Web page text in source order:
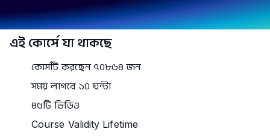
এই কোর্সে যা থাকছে
কোর্সটি করছেন ৭০৮৬৪ জন
সময় লাগবে ১০ ঘন্টা
৪৫টি ভিডিও
Course Validity Lifetime